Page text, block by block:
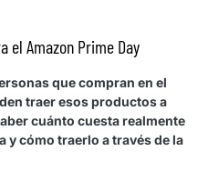
el Amazon Prime Day
que compran en el
traer esos productos a
cuánto cuesta realmente
cómo traerlo a través de la